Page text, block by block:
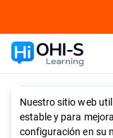
Nuestro sitio web
estable y para
configuración en su